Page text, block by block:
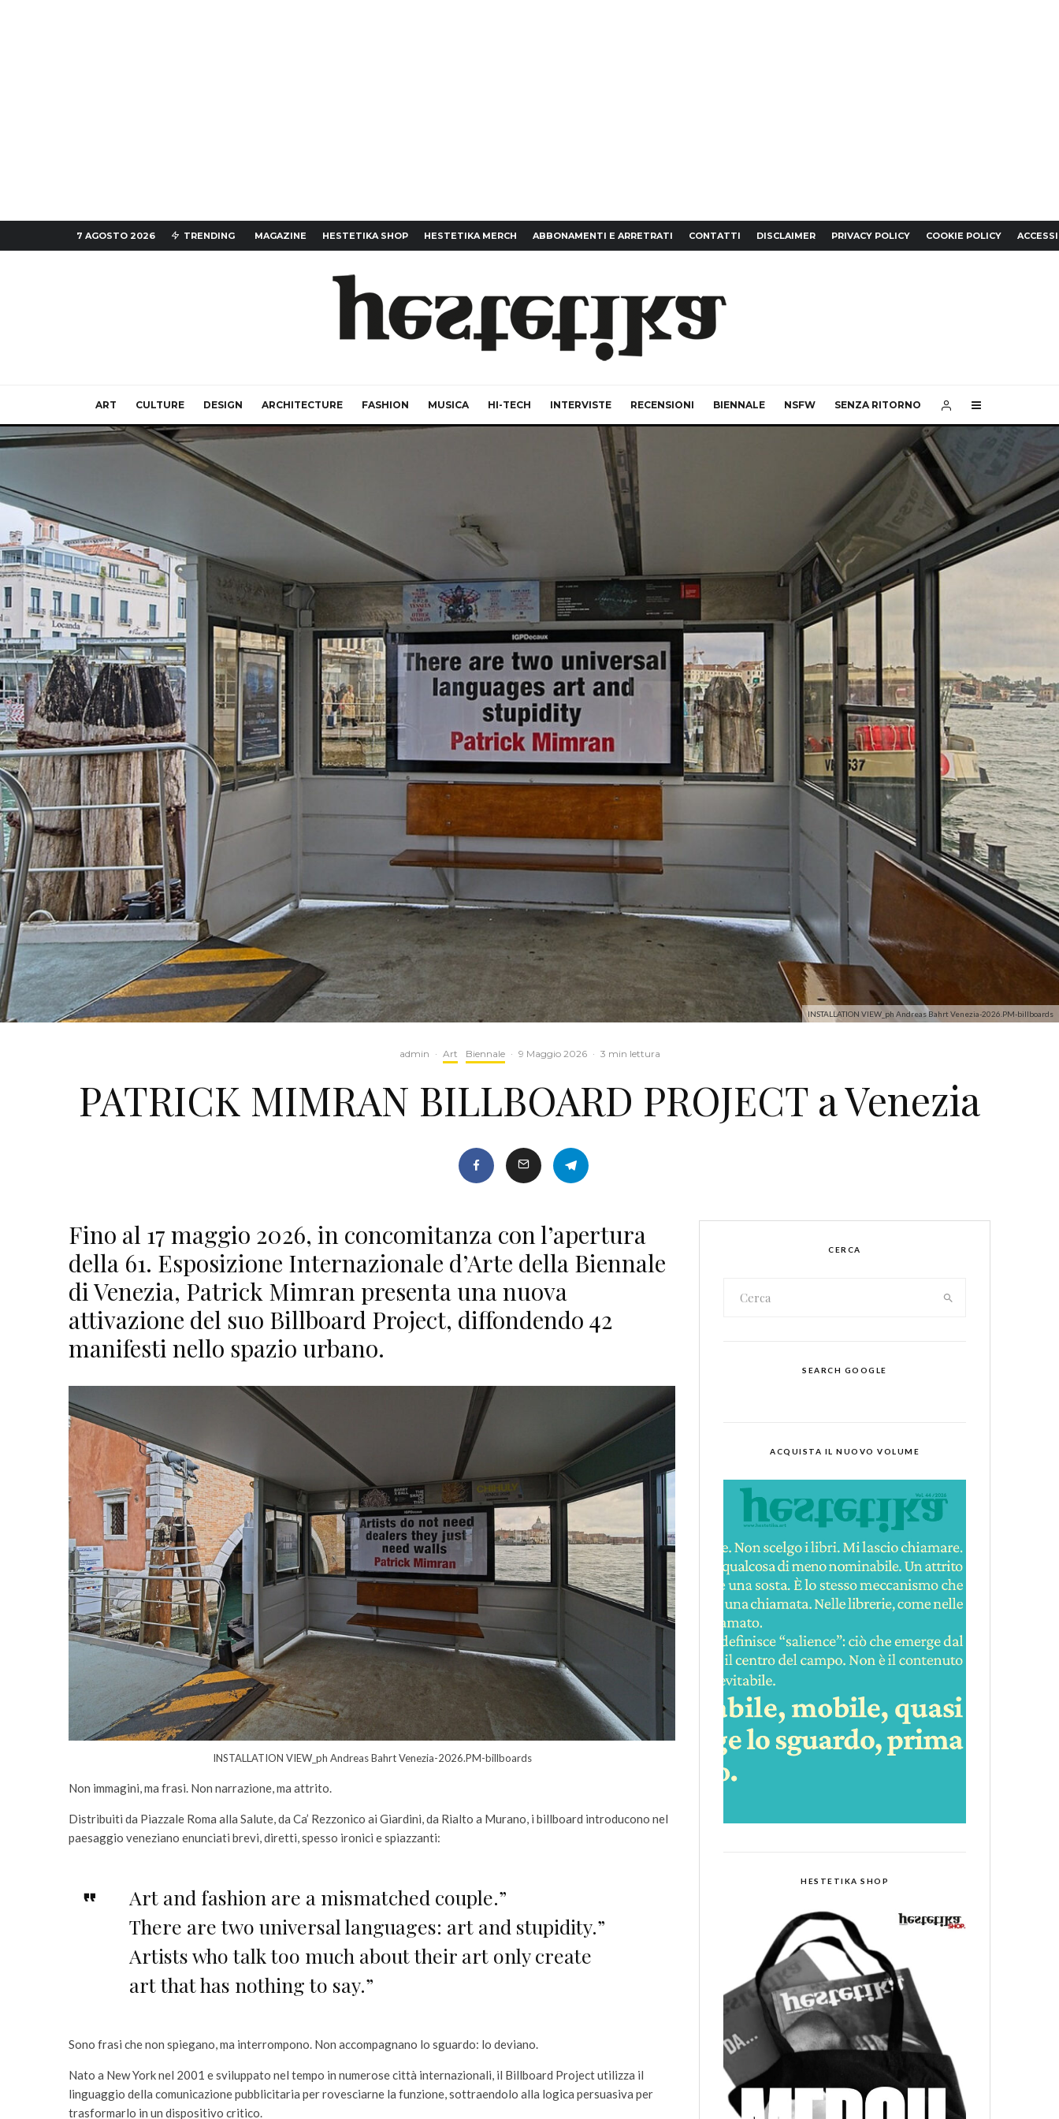
7 AGOSTO 2026 TRENDING MAGAZINE HESTETIKA SHOP HESTETIKA MERCH ABBONAMENTI E ARRETRATI CONTATTI DISCLAIMER PRIVACY POLICY COOKIE POLICY
ART CULTURE DESIGN ARCHITECTURE FASHION MUSICA HI-TECH INTERVISTE RECENSIONI BIENNALE NSFW SENZA RITORNO
INSTALLATION VIEW_ph Andreas Bahrt Venezia-2026.PM-billboards
admin · Art Biennale · 9 Maggio 2026 · 3 min lettura
PATRICK MIMRAN BILLBOARD PROJECT a Venezia
Fino al 17 maggio 2026, in concomitanza con l’apertura
della 61. Esposizione Internazionale d’Arte della Biennale
di Venezia, Patrick Mimran presenta una nuova
attivazione del suo Billboard Project, diffondendo 42
manifesti nello spazio urbano.
INSTALLATION VIEW_ph Andreas Bahrt Venezia-2026.PM-billboards
Non immagini, ma frasi. Non narrazione, ma attrito.
Distribuiti da Piazzale Roma alla Salute, da Ca’ Rezzonico ai Giardini, da Rialto a Murano, i billboard introducono nel
paesaggio veneziano enunciati brevi, diretti, spesso ironici e spiazzanti:
Art and fashion are a mismatched couple.”
There are two universal languages: art and stupidity.”
Artists who talk too much about their art only create
art that has nothing to say.”
Sono frasi che non spiegano, ma interrompono. Non accompagnano lo sguardo: lo deviano.
Nato a New York nel 2001 e sviluppato nel tempo in numerose città internazionali, il Billboard Project utilizza il
linguaggio della comunicazione pubblicitaria per rovesciarne la funzione, sottraendolo alla logica persuasiva per
trasformarlo in un dispositivo critico.
CERCA
SEARCH GOOGLE
ACQUISTA IL NUOVO VOLUME
HESTETIKA SHOP